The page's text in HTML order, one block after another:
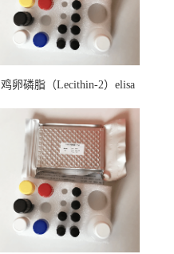
鸡卵磷脂（Lecithin-2）elisa